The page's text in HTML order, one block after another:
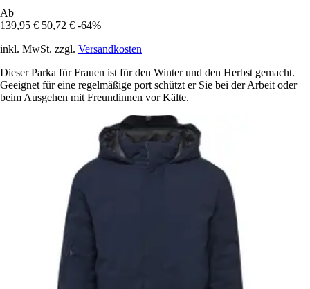
Ab
139,95 € 50,72 € -64%
inkl. MwSt. zzgl. Versandkosten
Dieser Parka für Frauen ist für den Winter und den Herbst gemacht.
Geeignet für eine regelmäßige port schützt er Sie bei der Arbeit oder
beim Ausgehen mit Freundinnen vor Kälte.